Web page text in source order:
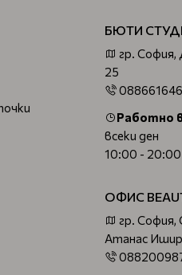
БЮТИ
гр. София,
25
Работно
всеки ден
10:00 - 20:00
ОФИС
гр. София,
Атанас